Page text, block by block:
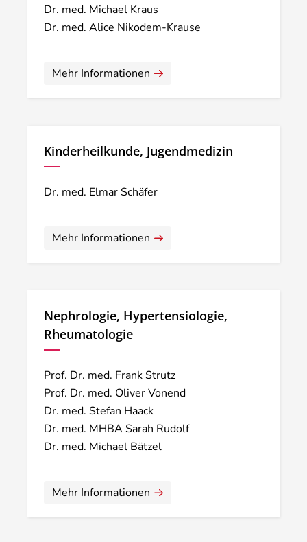
Dr. med. Michael Kraus
Dr. med. Alice Nikodem-Krause
Mehr Informationen
Kinderheilkunde, Jugendmedizin
Dr. med. Elmar Schäfer
Mehr Informationen
Nephrologie, Hypertensiologie,
Rheumatologie
Prof. Dr. med. Frank Strutz
Prof. Dr. med. Oliver Vonend
Dr. med. Stefan Haack
Dr. med. MHBA Sarah Rudolf
Dr. med. Michael Bätzel
Mehr Informationen